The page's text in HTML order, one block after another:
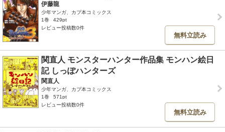
伊藤龍
少年マンガ、カプ本コミックス
1巻
429pt
レビュー投稿数0件
無料立読み
関直人 モンスターハンター作品集 モンハン絵日
記 しっぽハンターズ
関直人
少年マンガ、カプ本コミックス
1巻
571pt
レビュー投稿数0件
無料立読み